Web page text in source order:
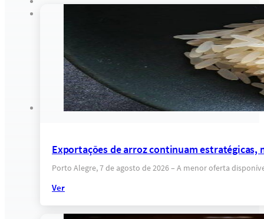
Exportações de arroz continuam estratégicas,
Porto Alegre, 7 de agosto de 2026 – A menor oferta
Ver